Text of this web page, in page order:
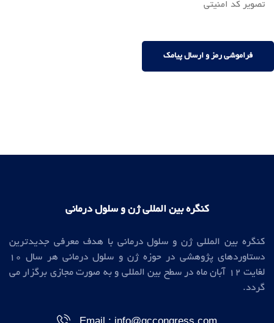
فراموشی رمز و ارسال پیامک
کنگره بین المللی ژن و سلول درمانی
کنگره بین المللی ژن و سلول درمانی با هدف معرفی جدیدترین
دستاوردهای پژوهشی در حوزه ژن و سلول درمانی هر سال 10
لغایت 12 آبان ماه در سطح بین المللی و به صورت مجازی برگزار می
گردد.